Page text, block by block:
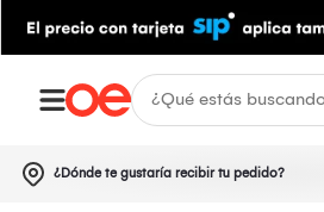
¿Dónde te gustaría recibir tu pedido?